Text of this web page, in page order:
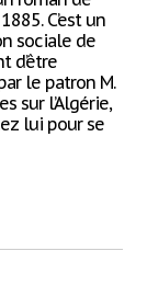
C’est un
sociale de
d’être
le patron M.
sur l’Algérie,
lui pour se